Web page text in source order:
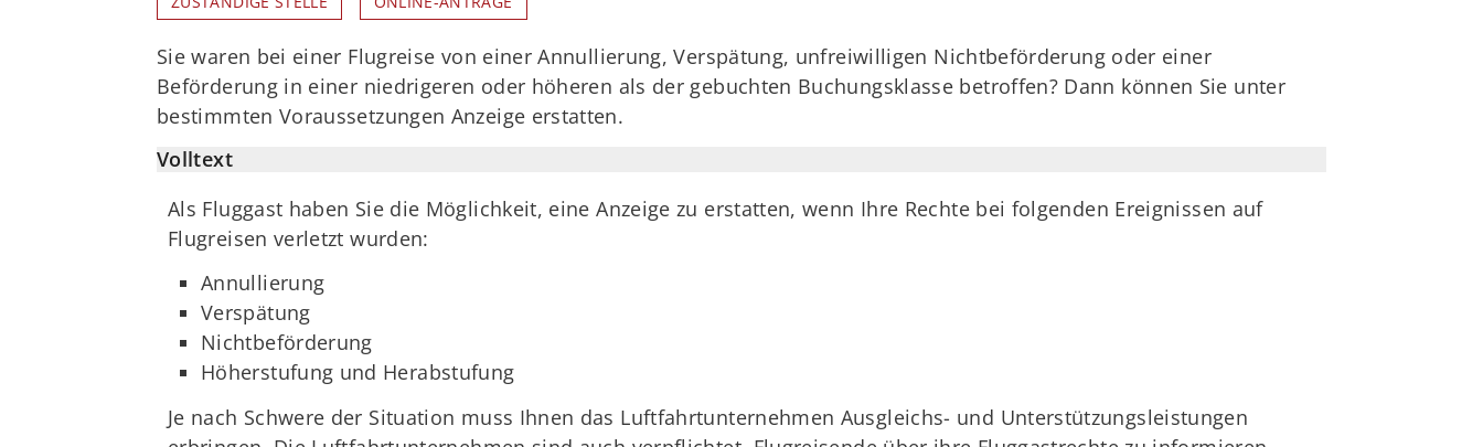
Sie waren bei einer Flugreise von einer Annullierung, Verspätung, unfreiwilligen Nichtbeförderung oder einer
Beförderung in einer niedrigeren oder höheren als der gebuchten Buchungsklasse betroffen? Dann können Sie unter
bestimmten Voraussetzungen Anzeige erstatten.
Volltext
Als Fluggast haben Sie die Möglichkeit, eine Anzeige zu erstatten, wenn Ihre Rechte bei folgenden Ereignissen auf
Flugreisen verletzt wurden:
Annullierung
Verspätung
Nichtbeförderung
Höherstufung und Herabstufung
Je nach Schwere der Situation muss Ihnen das Luftfahrtunternehmen Ausgleichs- und Unterstützungsleistungen